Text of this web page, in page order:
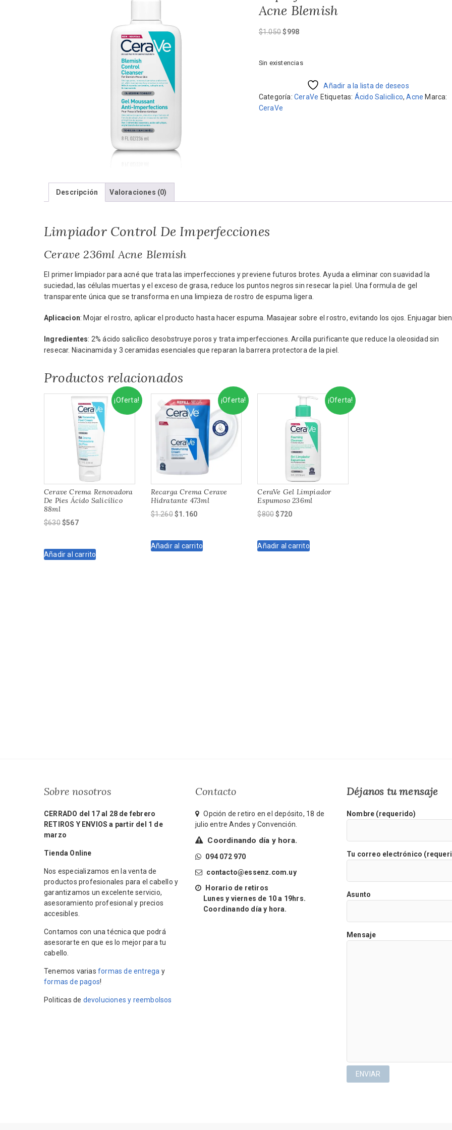
Acne Blemish
$1.050El
era:
$998El
es:
Sin existencias
Añadir a la lista de deseos
Categoría:CeraVe Etiquetas: Ácido Salicílico,Acne Marca:
CeraVe
Descripción Valoraciones (0)
Limpiador Control De Imperfecciones
Cerave 236ml Acne Blemish
El primer limpiador para acné que trata las imperfecciones y previene futuros brotes. Ayuda a eliminar con suavidad la
suciedad, las células muertas y el exceso de grasa, reduce los puntos negros sin resecar la piel. Una formula de gel
transparente única que se transforma en una limpieza de rostro de espuma ligera.
Aplicacion: Mojar el rostro, aplicar el producto hasta hacer espuma. Masajear sobre el rostro, evitando los ojos. Enjuagar bien.
Ingredientes: 2% ácido salicílico desobstruye poros y trata imperfecciones. Arcilla purificante que reduce la oleosidad sin
resecar. Niacinamida y 3 ceramidas esenciales que reparan la barrera protectora de la piel.
Productos relacionados
¡Oferta!
Cerave Crema Renovadora
De Pies Ácido Salicílico
88ml
$630El
era:
$567El
es:
Añadir al carrito
¡Oferta!
Recarga Crema Cerave
Hidratante 473ml
$1.260El
era:
$1.160El
es:
Añadir al carrito
¡Oferta!
CeraVe Gel Limpiador
Espumoso 236ml
$800El
era:
$720El
es:
Añadir al carrito
Sobre nosotros
CERRADO del 17 al 28 de febrero
RETIROS Y ENVIOS a partir del 1 de
marzo
Tienda Online
Nos especializamos en la venta de
productos profesionales para el cabello y
garantizamos un excelente servicio,
asesoramiento profesional y precios
accesibles.
Contamos con una técnica que podrá
asesorarte en que es lo mejor para tu
cabello.
Tenemos varias formas de entrega y
formas de pagos!
Politicas de devoluciones y reembolsos
Contacto
Opción de retiro en el depósito, 18 de
julio entre Andes y Convención.
Coordinando día y hora.
094 072 970
contacto@essenz.com.uy
Horario de retiros
Lunes y viernes de 10 a 19hrs.
Coordinando día y hora.
Déjanos tu mensaje
Nombre (requerido)
Tu correo electrónico
Asunto
Mensaje